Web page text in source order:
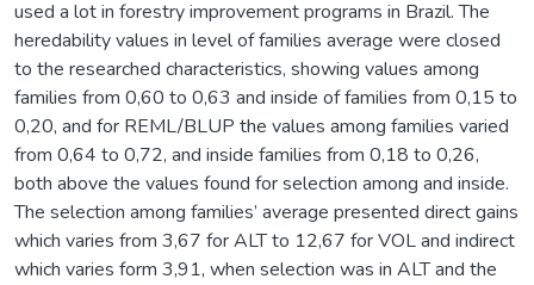
used a lot in forestry improvement programs in Brazil. The
heredability values in level of families average were closed
to the researched characteristics, showing values among
families from 0,60 to 0,63 and inside of families from 0,15 to
0,20, and for REML/BLUP the values among families varied
from 0,64 to 0,72, and inside families from 0,18 to 0,26,
both above the values found for selection among and inside.
The selection among families’ average presented direct gains
which varies from 3,67 for ALT to 12,67 for VOL and indirect
which varies form 3,91, when selection was in ALT and the